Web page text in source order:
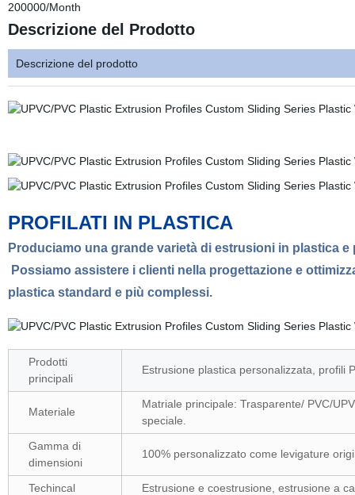
200000/Month
Descrizione del Prodotto
Descrizione del prodotto
PROFILATI IN PLASTICA
Produciamo una grande varietà di estrusioni in plastica
Possiamo assistere i clienti nella progettazione e
plastica standard e più complessi.
Prodotti
principali
Estrusione plastica personalizzata, profili
Materiale
Matriale principale: Trasparente/ PVC/
speciale.
Gamma di
dimensioni
100% personalizzato come levigature
Techincal
Estrusione e coestrusione, estrusione a